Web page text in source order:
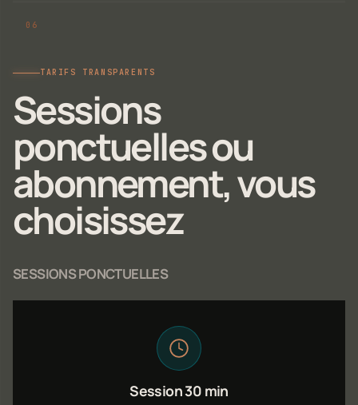
TARIFS TRANSPARENTS
Sessions
ponctuelles ou
abonnement, vous
choisissez
SESSIONS PONCTUELLES
Session 30 min